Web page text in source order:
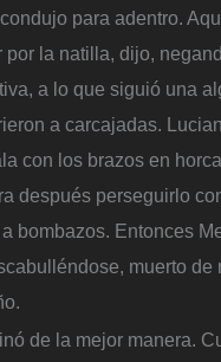
para adentro.
por la natilla, dijo,
a lo que siguió una
a carcajadas.
con los brazos en
después perseguirlo
bombazos. Entonces
muerto de
de la mejor manera.